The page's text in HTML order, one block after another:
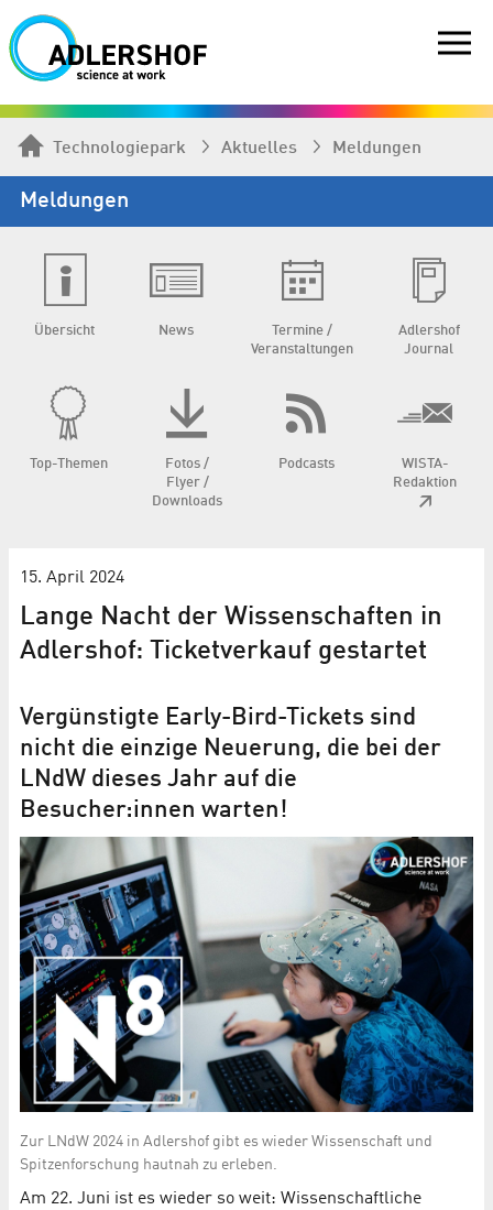
Technologiepark Aktuelles Meldungen
Meldungen
Übersicht News
Termine /
Veranstaltungen
Adlershof
Journal
Top-Themen
Fotos /
Flyer /
Downloads
Podcasts
WISTA-
Redaktion
15. April 2024
Lange Nacht der Wissenschaften in
Adlershof: Ticketverkauf gestartet
Vergünstigte Early-Bird-Tickets sind
nicht die einzige Neuerung, die bei der
LNdW dieses Jahr auf die
Besucher:innen warten!
Zur LNdW 2024 in Adlershof gibt es wieder Wissenschaft und
Spitzenforschung hautnah zu erleben.
Am 22. Juni ist es wieder so weit: Wissenschaftliche